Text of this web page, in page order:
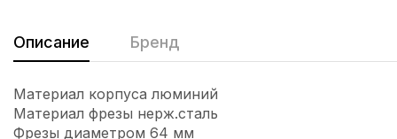
Описание Бренд
Материал корпуса люминий
Материал фрезы нерж.сталь
Фрезы диаметром 64 мм